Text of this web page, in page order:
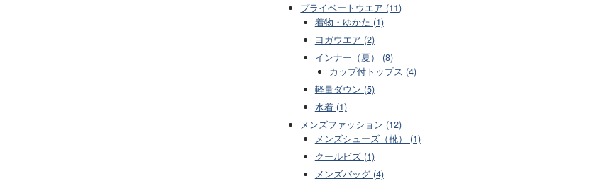
プライベートウエア (11)
着物・ゆかた (1)
ヨガウエア (2)
インナー（夏） (8)
カップ付トップス (4)
軽量ダウン (5)
水着 (1)
メンズファッション (12)
メンズシューズ（靴） (1)
クールビズ (1)
メンズバッグ (4)